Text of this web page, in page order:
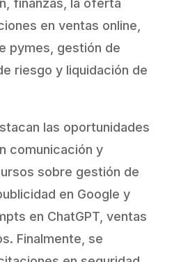
finanzas, la oferta
en ventas online,
pymes, gestión de
riesgo y liquidación de
las oportunidades
comunicación y
sobre gestión de
en Google y
en ChatGPT, ventas
Finalmente, se